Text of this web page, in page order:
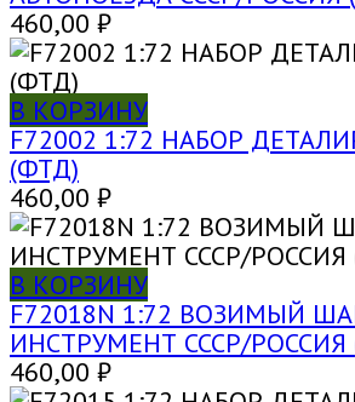
460,00 ₽
В КОРЗИНУ
F72002 1:72 НАБОР
(ФТД)
460,00 ₽
В КОРЗИНУ
F72018N 1:72 ВОЗИМЫЙ
ИНСТРУМЕНТ СССР/РОССИЯ
460,00 ₽